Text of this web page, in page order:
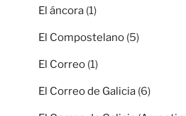
El áncora (1)
El Compostelano (5)
El Correo (1)
El Correo de Galicia (6)